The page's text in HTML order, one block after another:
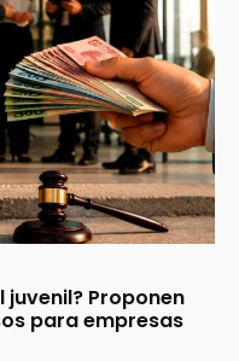
juvenil? Proponen
para empresas